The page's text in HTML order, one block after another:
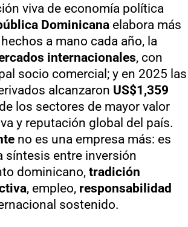
viva de economía política
Dominicanaelabora más
hechos a mano cada año, la
internacionales, con
socio comercial; y en 2025 las
alcanzaron US$1,359
los sectores de mayor valor
y reputación global del país.
no es una empresa más: es
síntesis entre inversión
dominicano,tradición
, empleo, responsabilidad
sostenido.